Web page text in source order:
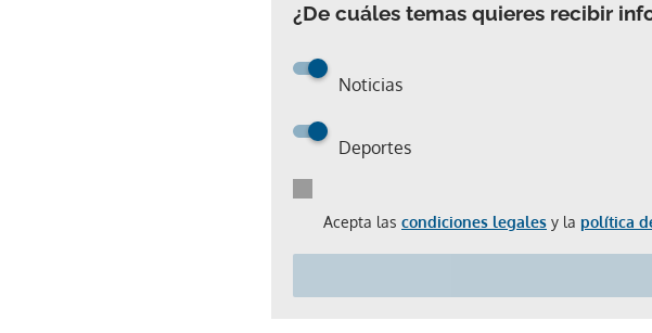
¿De cuáles temas quieres recibir
Noticias
Deportes
Acepta las condiciones legales y la política